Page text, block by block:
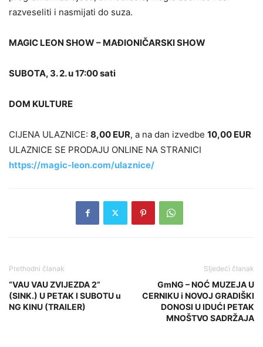
razveseliti i nasmijati do suza.
MAGIC LEON SHOW – MAĐIONIČARSKI SHOW
SUBOTA, 3. 2. u 17:00 sati
DOM KULTURE
CIJENA ULAZNICE: 8,00 EUR, a na dan izvedbe 10,00 EUR
ULAZNICE SE PRODAJU ONLINE NA STRANICI
https://magic-leon.com/ulaznice/
Prethodni članak
“VAU VAU ZVIJEZDA 2”
(SINK.) U PETAK I SUBOTU u
NG KINU (TRAILER)
Sljedeći članak
GmNG – NOĆ MUZEJA U
CERNIKU i NOVOJ GRADIŠKI
DONOSI U IDUĆI PETAK
MNOŠTVO SADRŽAJA